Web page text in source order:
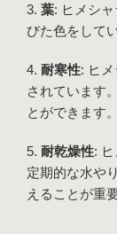
葉: ヒメシ
びた色をして
耐寒性: ヒ
されています
とができます。
耐乾燥性:
定期的な水や
えることが重